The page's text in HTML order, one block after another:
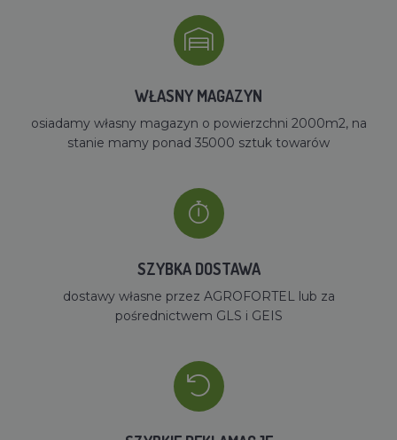
WŁASNY MAGAZYN
osiadamy własny magazyn o powierzchni 2000m2, na
stanie mamy ponad 35000 sztuk towarów
SZYBKA DOSTAWA
dostawy własne przez AGROFORTEL lub za
pośrednictwem GLS i GEIS